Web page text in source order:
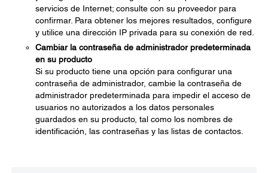
servicios de Internet; consulte con su proveedor para
confirmar. Para obtener los mejores resultados, configure
y utilice una dirección IP privada para su conexión de red.
Cambiar la contraseña de administrador predeterminada
en su producto
Si su producto tiene una opción para configurar una
contraseña de administrador, cambie la contraseña de
administrador predeterminada para impedir el acceso de
usuarios no autorizados a los datos personales
guardados en su producto, tal como los nombres de
identificación, las contraseñas y las listas de contactos.